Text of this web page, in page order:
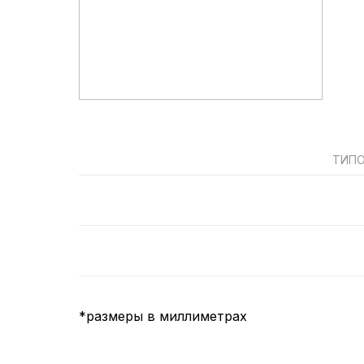
*размеры в миллиметрах